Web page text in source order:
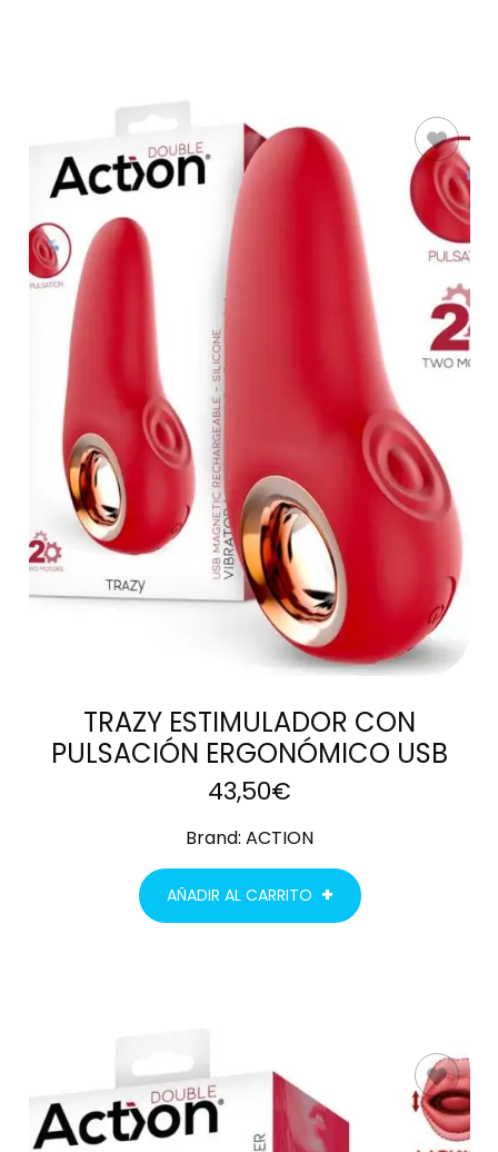
AÑADIR AL
CARRITO
TRAZY ESTIMULADOR CON
PULSACIÓN ERGONÓMICO USB
43,50€
Brand: ACTION
AÑADIR AL CARRITO